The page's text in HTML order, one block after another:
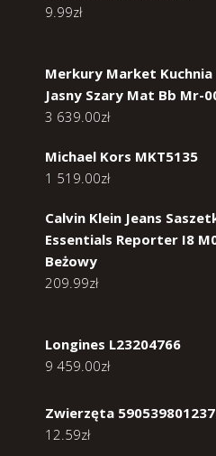
9.99zł
Merkury Market Kuchnia
Jasny Szary Mat Bb Mr-
3 639.00zł
Michael Kors MKT5135
1 519.00zł
Calvin Klein Jeans
Essentials Reporter I8
Beżowy
209.99zł
Longines L23204766
9 459.00zł
Zwierzęta
12.59zł